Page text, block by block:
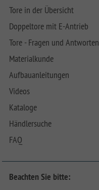
Tore in der Übersicht
Doppeltore mit E-Antrieb
Tore - Fragen und Antworten
Materialkunde
Aufbauanleitungen
Videos
Kataloge
Händlersuche
FAQ
Beachten Sie bitte: